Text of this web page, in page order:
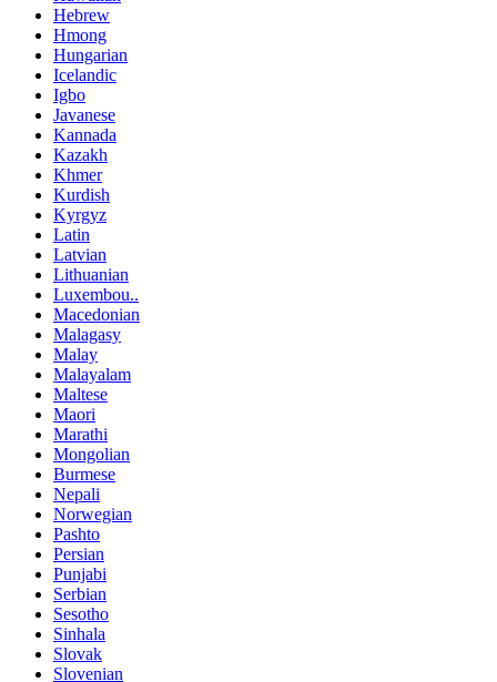
Hebrew
Hmong
Hungarian
Icelandic
Igbo
Javanese
Kannada
Kazakh
Khmer
Kurdish
Kyrgyz
Latin
Latvian
Lithuanian
Luxembou..
Macedonian
Malagasy
Malay
Malayalam
Maltese
Maori
Marathi
Mongolian
Burmese
Nepali
Norwegian
Pashto
Persian
Punjabi
Serbian
Sesotho
Sinhala
Slovak
Slovenian